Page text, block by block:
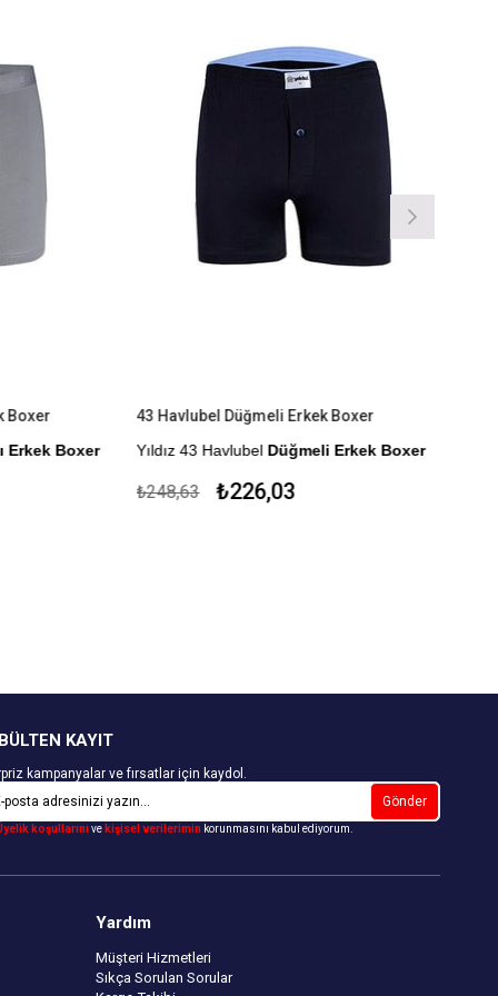
Boxer
43 Havlubel Düğmeli Erkek Boxer
Yıldız 43 HavlubelDüğmeli Erkek Boxer
%100 Pamuk₺226,03
₺248,63
KAYIT
kampanyalar ve fırsatlar için kaydol.
Gönder
koşullarınıve kişisel verileriminkorunmasını kabul ediyorum.
Yardım
Müşteri Hizmetleri
Sıkça Sorulan Sorular